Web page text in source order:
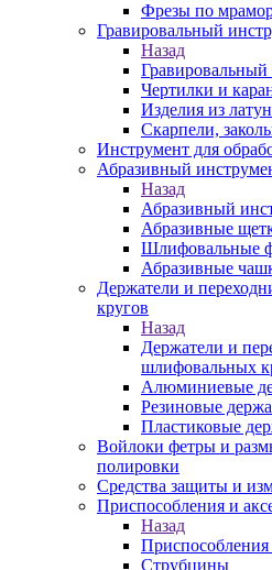
Фрезы по
Гравировальный
Назад
Гравировальный
Чертилки и
Изделия из
Скарпели,
Инструмент для
Абразивный
Назад
Абразивный
Абразивные
Шлифовальные
Абразивные
Держатели и
кругов
Назад
Держатели и
шлифовальных
Алюминиевые
Резиновые
Пластиковые
Войлоки фетры и
полировки
Средства защиты и
Приспособления и
Назад
Приспособления
Струбцины